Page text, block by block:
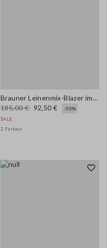
Brauner Leinenmix-Blazer im Regular Fit
185,00 € 92,50 €
-50%
SALE
2 Farben